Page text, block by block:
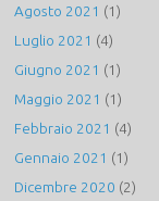
Agosto 2021 (1)
Luglio 2021 (4)
Giugno 2021 (1)
Maggio 2021 (1)
Febbraio 2021 (4)
Gennaio 2021 (1)
Dicembre 2020 (2)